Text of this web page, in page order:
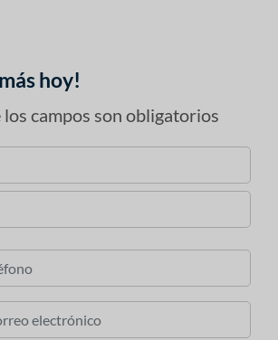
hoy!
los campos son obligatorios